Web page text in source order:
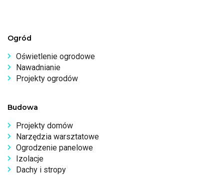
Ogród
Oświetlenie ogrodowe
Nawadnianie
Projekty ogrodów
Budowa
Projekty domów
Narzędzia warsztatowe
Ogrodzenie panelowe
Izolacje
Dachy i stropy